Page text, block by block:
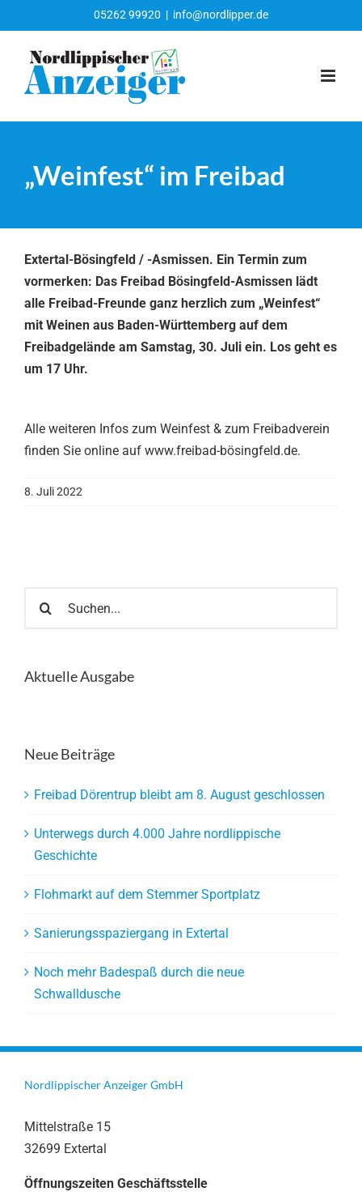
Inhalt
springen
05262 99920 | info@nordlipper.de
„Weinfest“ im Freibad
Extertal-Bösingfeld / -Asmissen. Ein Termin zum
vormerken: Das Freibad Bösingfeld-Asmissen lädt
alle Freibad-Freunde ganz herzlich zum „Weinfest“
mit Weinen aus Baden-Württemberg auf dem
Freibadgelände am Samstag, 30. Juli ein. Los geht es
um 17 Uhr.
Alle weiteren Infos zum Weinfest & zum Freibadverein
finden Sie online auf www.freibad-bösingfeld.de.
8. Juli 2022
nach:
Aktuelle Ausgabe
Neue Beiträge
Freibad Dörentrup bleibt am 8. August geschlossen
Unterwegs durch 4.000 Jahre nordlippische
Geschichte
Flohmarkt auf dem Stemmer Sportplatz
Sanierungsspaziergang in Extertal
Noch mehr Badespaß durch die neue
Schwalldusche
Nordlippischer Anzeiger GmbH
Mittelstraße 15
32699 Extertal
Öffnungszeiten Geschäftsstelle